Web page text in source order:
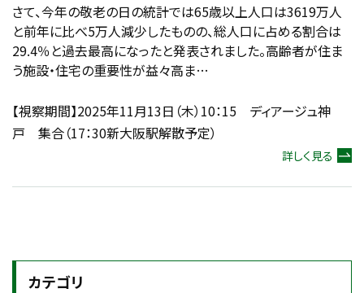
さて、今年の敬老の日の統計では65歳以上人口は3619万人
と前年に比べ5万人減少したものの、総人口に占める割合は
29.4％と過去最高になったと発表されました。高齢者が住ま
う施設・住宅の重要性が益々高ま…
【視察期間】2025年11月13日（木）10：15 ディアージュ神
戸 集合（17：30新大阪駅解散予定）
詳しく見る
カテゴリ